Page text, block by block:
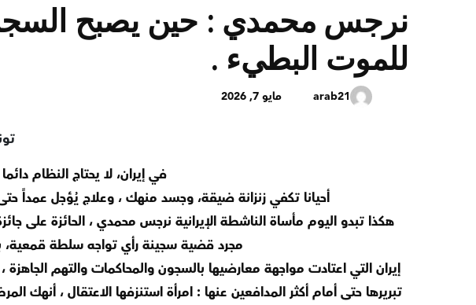
نرجس محمدي : حين يصبح
للموت البطيء .
arab21 مايو 7, 2026
تونس
في إيران، لا يحتاج النظام
أحيانا تكفي زنزانة ضيقة، وجسد منهك ، وعلاج يُؤجل عمداً
هكذا تبدو اليوم مأساة الناشطة الإيرانية نرجس محمدي ، الحائزة على
مجرد قضية سجينة رأي تواجه سلطة قمعية،
إيران التي اعتادت مواجهة معارضيها بالسجون والمحاكمات والتهم
تبريرها حتى أمام أكثر المدافعين عنها : امرأة استنزفها الاعتقال ، أنهك